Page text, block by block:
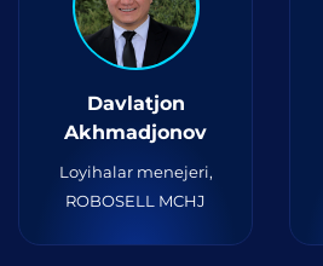
Davlatjon
Akhmadjonov
Loyihalar menejeri,
ROBOSELL MCHJ